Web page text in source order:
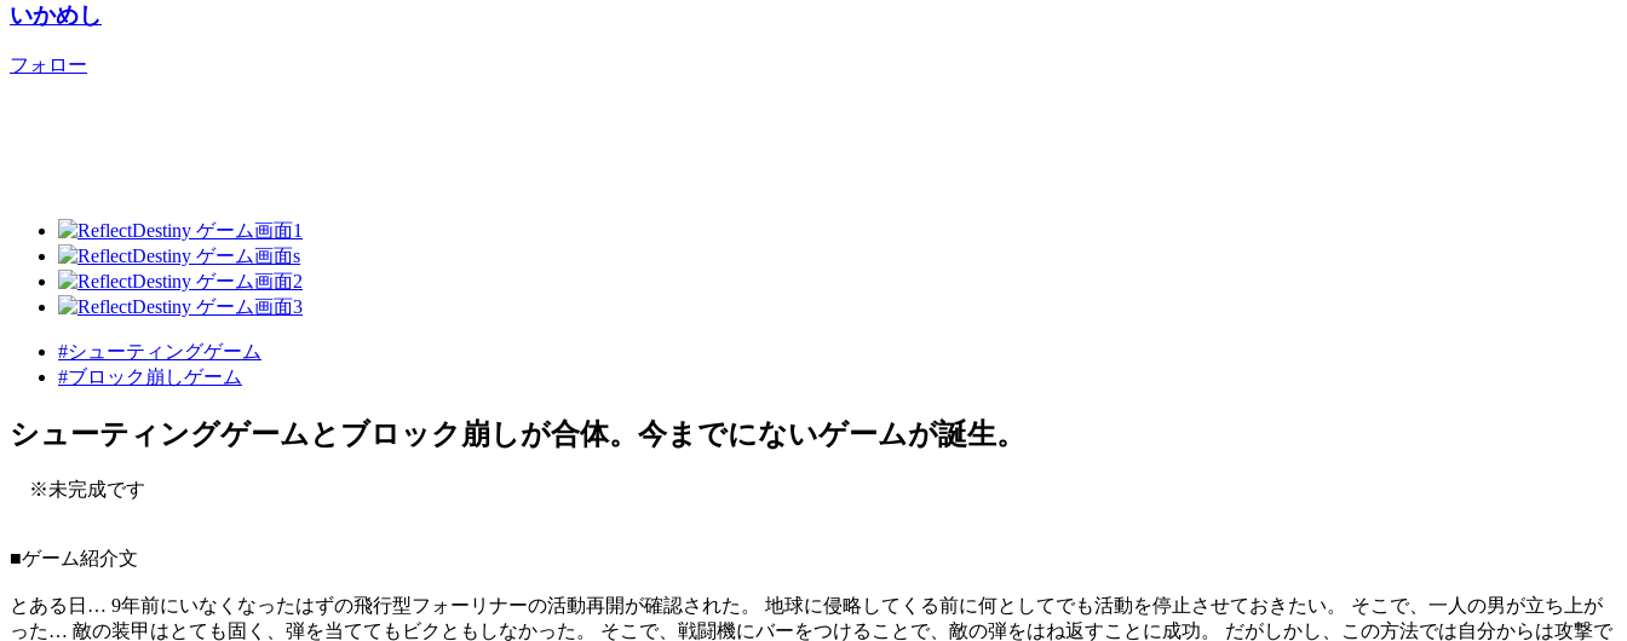
いかめし
フォロー
#シューティングゲーム
#ブロック崩しゲーム
シューティングゲームとブロック崩しが合体。今までにないゲームが誕生。
※未完成です
■ゲーム紹介文
とある日… 9年前にいなくなったはずの飛行型フォーリナーの活動再開が確認された。 地球に侵略してくる前に何としてでも活動を停止させておきたい。 そこで、一人の男が立ち上が
った… 敵の装甲はとても固く、弾を当ててもビクともしなかった。 そこで、戦闘機にバーをつけることで、敵の弾をはね返すことに成功。 だがしかし、この方法では自分からは攻撃で